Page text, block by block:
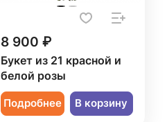
8 900 ₽
Букет из 21 красной и
белой розы
Подробнее В корзину